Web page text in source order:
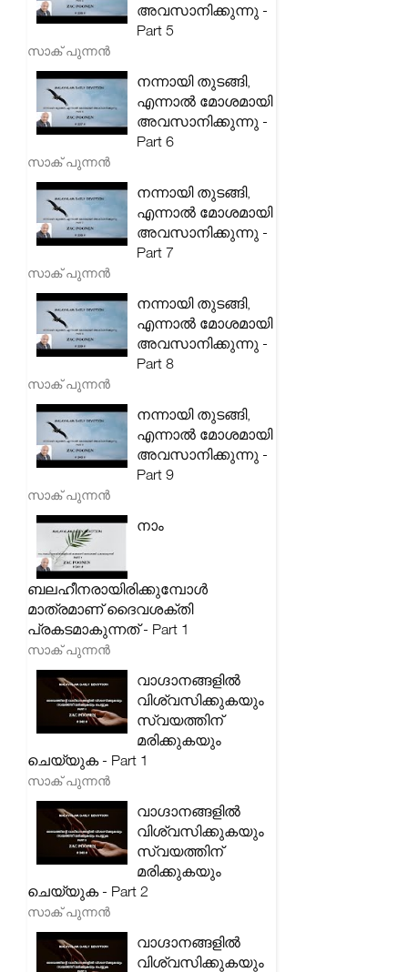
അവസാനിക്കുന്നു -
Part 5
സാക് പുന്നൻ
നന്നായി തുടങ്ങി,
എന്നാൽ മോശമായി
അവസാനിക്കുന്നു -
Part 6
സാക് പുന്നൻ
നന്നായി തുടങ്ങി,
എന്നാൽ മോശമായി
അവസാനിക്കുന്നു -
Part 7
സാക് പുന്നൻ
നന്നായി തുടങ്ങി,
എന്നാൽ മോശമായി
അവസാനിക്കുന്നു -
Part 8
സാക് പുന്നൻ
നന്നായി തുടങ്ങി,
എന്നാൽ മോശമായി
അവസാനിക്കുന്നു -
Part 9
സാക് പുന്നൻ
നാം
ബലഹീനരായിരിക്കുമ്പോൾ
മാത്രമാണ് ദൈവശക്തി
പ്രകടമാകുന്നത് - Part 1
സാക് പുന്നൻ
വാഗ്ദാനങ്ങളിൽ
വിശ്വസിക്കുകയും
സ്വയത്തിന്
മരിക്കുകയും
ചെയ്യുക - Part 1
സാക് പുന്നൻ
വാഗ്ദാനങ്ങളിൽ
വിശ്വസിക്കുകയും
സ്വയത്തിന്
മരിക്കുകയും
ചെയ്യുക - Part 2
സാക് പുന്നൻ
വാഗ്ദാനങ്ങളിൽ
വിശ്വസിക്കുകയും